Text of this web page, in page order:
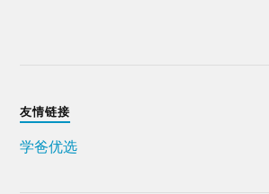
友情链接
学爸优选